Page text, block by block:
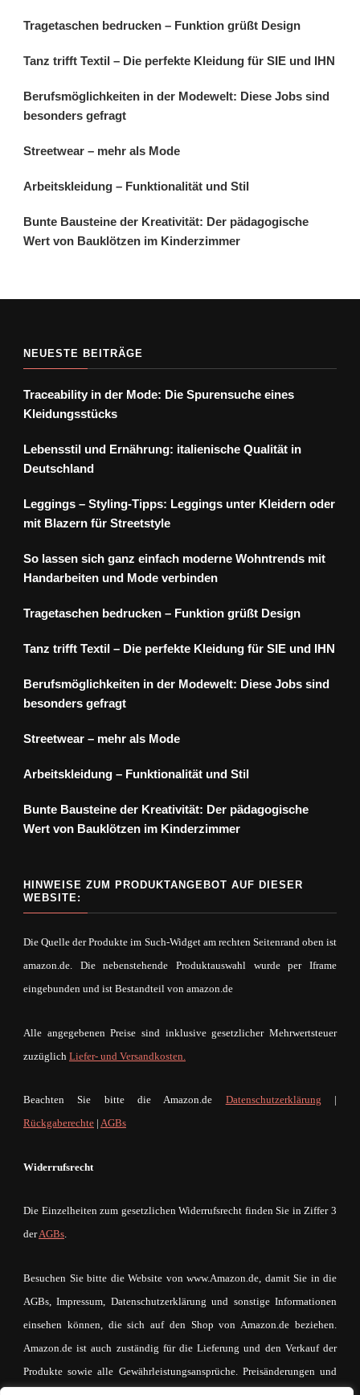
Tragetaschen bedrucken – Funktion grüßt Design
Tanz trifft Textil – Die perfekte Kleidung für SIE und IHN
Berufsmöglichkeiten in der Modewelt: Diese Jobs sind
besonders gefragt
Streetwear – mehr als Mode
Arbeitskleidung – Funktionalität und Stil
Bunte Bausteine der Kreativität: Der pädagogische
Wert von Bauklötzen im Kinderzimmer
NEUESTE BEITRÄGE
Traceability in der Mode: Die Spurensuche eines
Kleidungsstücks
Lebensstil und Ernährung: italienische Qualität in
Deutschland
Leggings – Styling-Tipps: Leggings unter Kleidern oder
mit Blazern für Streetstyle
So lassen sich ganz einfach moderne Wohntrends mit
Handarbeiten und Mode verbinden
Tragetaschen bedrucken – Funktion grüßt Design
Tanz trifft Textil – Die perfekte Kleidung für SIE und IHN
Berufsmöglichkeiten in der Modewelt: Diese Jobs sind
besonders gefragt
Streetwear – mehr als Mode
Arbeitskleidung – Funktionalität und Stil
Bunte Bausteine der Kreativität: Der pädagogische
Wert von Bauklötzen im Kinderzimmer
HINWEISE ZUM PRODUKTANGEBOT AUF DIESER
WEBSITE:
Die Quelle der Produkte im Such-Widget am rechten Seitenrand oben ist
amazon.de. Die nebenstehende Produktauswahl wurde per Iframe
eingebunden und ist Bestandteil von amazon.de
Alle angegebenen Preise sind inklusive gesetzlicher Mehrwertsteuer
zuzüglich Liefer- und Versandkosten.
Beachten Sie bitte die Amazon.de Datenschutzerklärung |
Rückgaberechte | AGBs
Widerrufsrecht
Die Einzelheiten zum gesetzlichen Widerrufsrecht finden Sie in Ziffer 3
derAGBs.
Besuchen Sie bitte die Website von www.Amazon.de, damit Sie in die
AGBs, Impressum, Datenschutzerklärung und sonstige Informationen
einsehen können, die sich auf den Shop von Amazon.de beziehen.
Amazon.de ist auch zuständig für die Lieferung und den Verkauf der
Produkte sowie alle Gewährleistungsansprüche. Preisänderungen und